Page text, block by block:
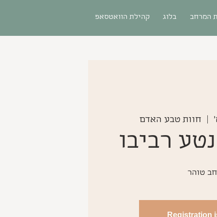
קהילת הוואטסאפ בלוג המרחב
חוות טבע האדם
רביבו
טוהר